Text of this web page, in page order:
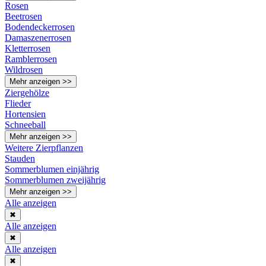
Rosen
Beetrosen
Bodendeckerrosen
Damaszenerrosen
Kletterrosen
Ramblerrosen
Wildrosen
Mehr anzeigen >>
Ziergehölze
Flieder
Hortensien
Schneeball
Mehr anzeigen >>
Weitere Zierpflanzen
Stauden
Sommerblumen einjährig
Sommerblumen zweijährig
Mehr anzeigen >>
Alle anzeigen
✖
Alle anzeigen
✖
Alle anzeigen
✖